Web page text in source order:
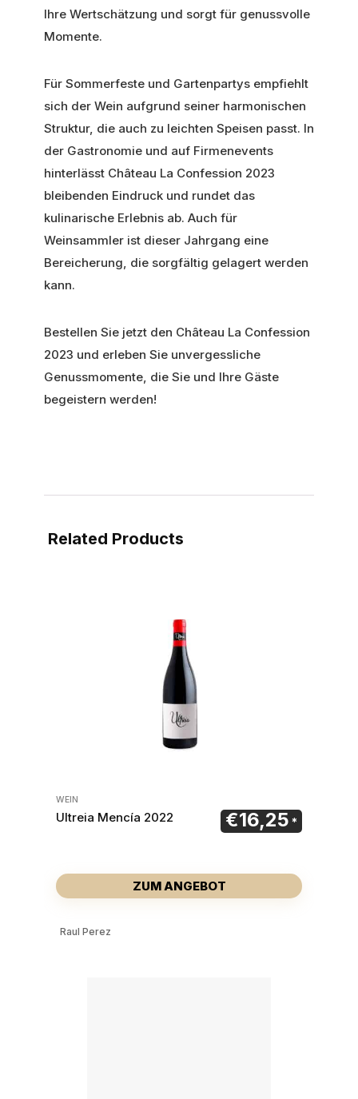
Ihre Wertschätzung und sorgt für genussvolle
Momente.
Für Sommerfeste und Gartenpartys empfiehlt
sich der Wein aufgrund seiner harmonischen
Struktur, die auch zu leichten Speisen passt. In
der Gastronomie und auf Firmenevents
hinterlässt Château La Confession 2023
bleibenden Eindruck und rundet das
kulinarische Erlebnis ab. Auch für
Weinsammler ist dieser Jahrgang eine
Bereicherung, die sorgfältig gelagert werden
kann.
Bestellen Sie jetzt den Château La Confession
2023 und erleben Sie unvergessliche
Genussmomente, die Sie und Ihre Gäste
begeistern werden!
Related Products
WEIN
Ultreia Mencía 2022 €16,25
ZUM ANGEBOT
Raul Perez